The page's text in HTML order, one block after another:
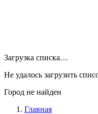
Загрузка списка…
Не удалось загрузить
Город не найден
Главная